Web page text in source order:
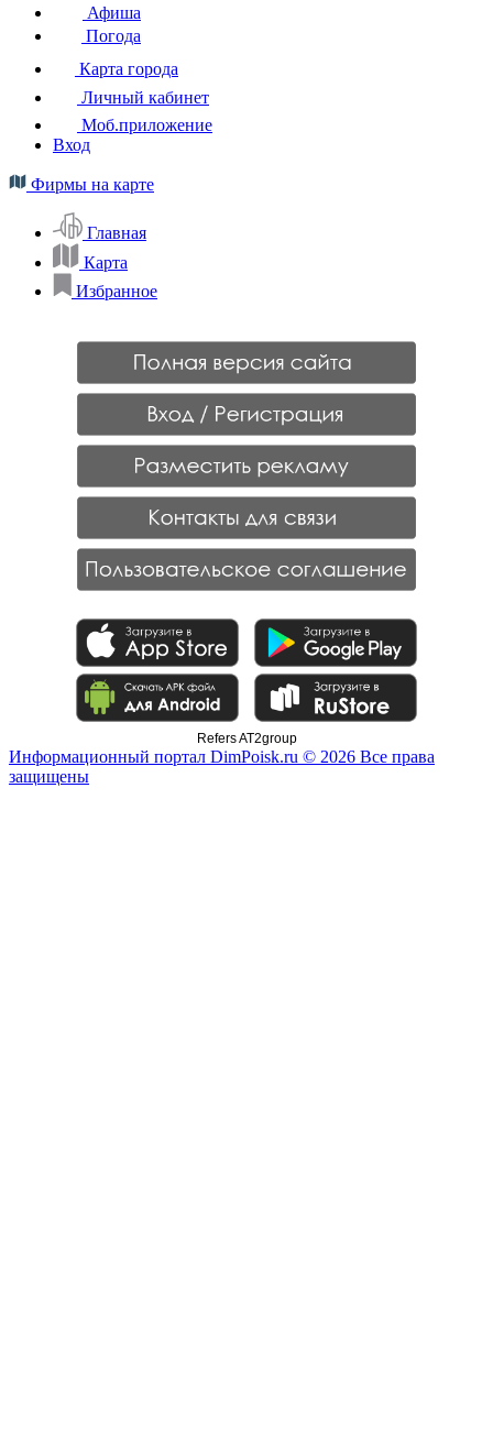
Афиша
Погода
Карта города
Личный кабинет
Моб.приложение
Вход
Фирмы на карте
Главная
Карта
Избранное
Refers AT2group
Информационный портал DimPoisk.ru © 2026 Все права
защищены